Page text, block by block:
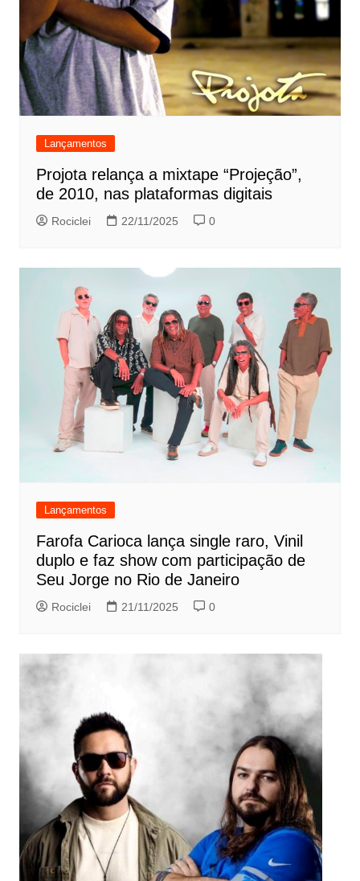
Lançamentos
Projota relança a mixtape “Projeção”,
de 2010, nas plataformas digitais
Rociclei 22/11/2025 0
Lançamentos
Farofa Carioca lança single raro, Vinil
duplo e faz show com participação de
Seu Jorge no Rio de Janeiro
Rociclei 21/11/2025 0